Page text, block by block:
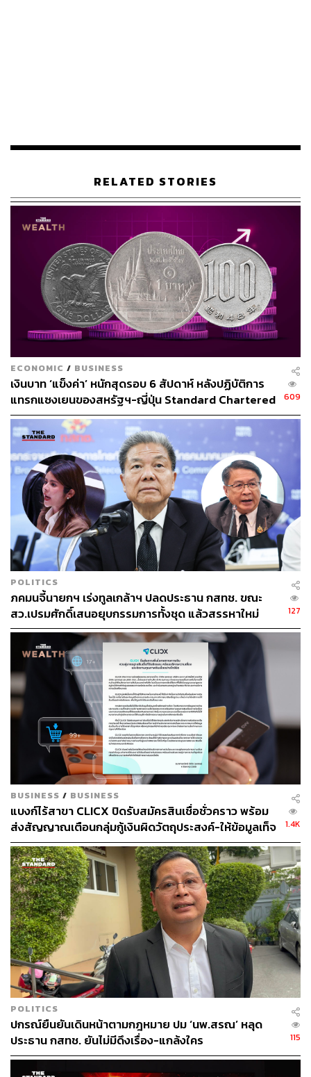
RELATED STORIES
ECONOMIC / BUSINESS
เงินบาท ‘แข็งค่า’ หนักสุดรอบ 6 สัปดาห์ หลังปฏิบัติการ
แทรกแซงเยนของสหรัฐฯ-ญี่ปุ่น Standard Chartered
เปิดเป้าสิ้นปีนี้จ่อแข็งต่อแตะ 32.50 บาทต่อดอลลาร์
609
POLITICS
ภคมนจี้นายกฯ เร่งทูลเกล้าฯ ปลดประธาน กสทช. ขณะ
สว.เปรมศักดิ์เสนอยุบกรรมการทั้งชุด แล้วสรรหาใหม่
127
BUSINESS / BUSINESS
แบงก์ไร้สาขา CLICX ปิดรับสมัครสินเชื่อชั่วคราว พร้อม
ส่งสัญญาณเตือนกลุ่มกู้เงินผิดวัตถุประสงค์-ให้ข้อมูลเท็จ
เตรียมดำเนินคดีเด็ดขาด
1.4K
POLITICS
ปกรณ์ยืนยันเดินหน้าตามกฎหมาย ปม ‘นพ.สรณ’ หลุด
ประธาน กสทช. ยันไม่มีดึงเรื่อง-แกล้งใคร
115